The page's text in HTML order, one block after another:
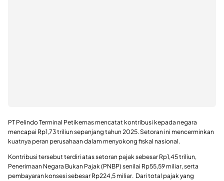
PT Pelindo Terminal Petikemas mencatat kontribusi kepada negara
mencapai Rp1,73 triliun sepanjang tahun 2025. Setoran ini mencerminkan
kuatnya peran perusahaan dalam menyokong fiskal nasional.
Kontribusi tersebut terdiri atas setoran pajak sebesar Rp1,45 triliun,
Penerimaan Negara Bukan Pajak (PNBP) senilai Rp55,59 miliar, serta
pembayaran konsesi sebesar Rp224,5 miliar. Dari total pajak yang